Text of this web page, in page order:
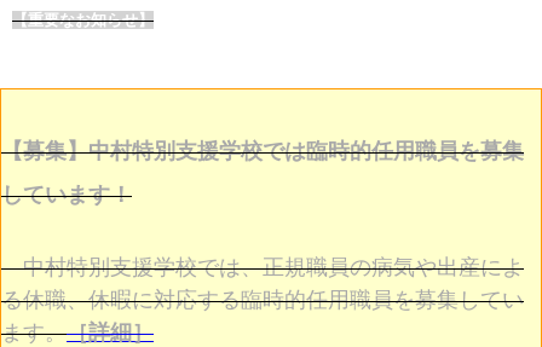
【重要なお知らせ】
【募集】中村特別支援学校では臨時的任用職員を募集
しています！
中村特別支援学校では、正規職員の病気や出産によ
る休職、休暇に対応する臨時的任用職員を募集してい
ます。［詳細］